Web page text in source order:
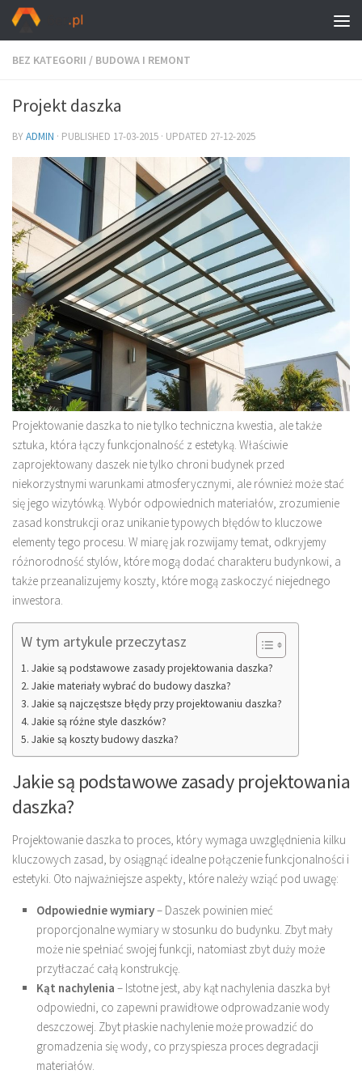
BEZ KATEGORII / BUDOWA I REMONT
Projekt daszka
BYADMIN · PUBLISHED 17-03-2015 · UPDATED 27-12-2025
Projektowanie daszka to nie tylko techniczna kwestia, ale także
sztuka, która łączy funkcjonalność z estetyką. Właściwie
zaprojektowany daszek nie tylko chroni budynek przed
niekorzystnymi warunkami atmosferycznymi, ale również może stać
się jego wizytówką. Wybór odpowiednich materiałów, zrozumienie
zasad konstrukcji oraz unikanie typowych błędów to kluczowe
elementy tego procesu. W miarę jak rozwijamy temat, odkryjemy
różnorodność stylów, które mogą dodać charakteru budynkowi, a
także przeanalizujemy koszty, które mogą zaskoczyć niejednego
inwestora.
W tym artykule przeczytasz
Jakie są podstawowe zasady projektowania daszka?
Jakie materiały wybrać do budowy daszka?
Jakie są najczęstsze błędy przy projektowaniu daszka?
Jakie są różne style daszków?
Jakie są koszty budowy daszka?
Jakie są podstawowe zasady projektowania
daszka?
Projektowanie daszka to proces, który wymaga uwzględnienia kilku
kluczowych zasad, by osiągnąć idealne połączenie funkcjonalności i
estetyki. Oto najważniejsze aspekty, które należy wziąć pod uwagę:
Odpowiednie wymiary– Daszek powinien mieć
proporcjonalne wymiary w stosunku do budynku. Zbyt mały
może nie spełniać swojej funkcji, natomiast zbyt duży może
przytłaczać całą konstrukcję.
Kąt nachylenia – Istotne jest, aby kąt nachylenia daszka był
odpowiedni, co zapewni prawidłowe odprowadzanie wody
deszczowej. Zbyt płaskie nachylenie może prowadzić do
gromadzenia się wody, co przyspiesza proces degradacji
materiałów.